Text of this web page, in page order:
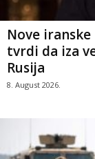
Nove
tvrdi da iza
Rusija
8. August 2026.